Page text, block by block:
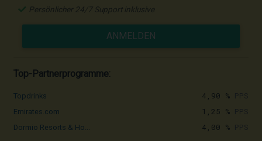
Persönlicher 24/7 Support inklusive
ANMELDEN
Top-Partnerprogramme:
Topdrinks 4,90 %
Emirates.com 1,25 %
Dormio Resorts & Ho... 4,00 %